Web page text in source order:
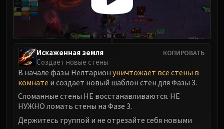
КОПИРОВАТЬ
Искаженная земля
Создает новые стены
В начале фазы Нелтарион уничтожает все стены в
комнате и создает новый шаблон стен для Фазы 3.
Сломанные стены НЕ восстанавливаются. НЕ
НУЖНО ломать стены на Фазе 3.
Держитесь группой и не отрезайте себя новыми